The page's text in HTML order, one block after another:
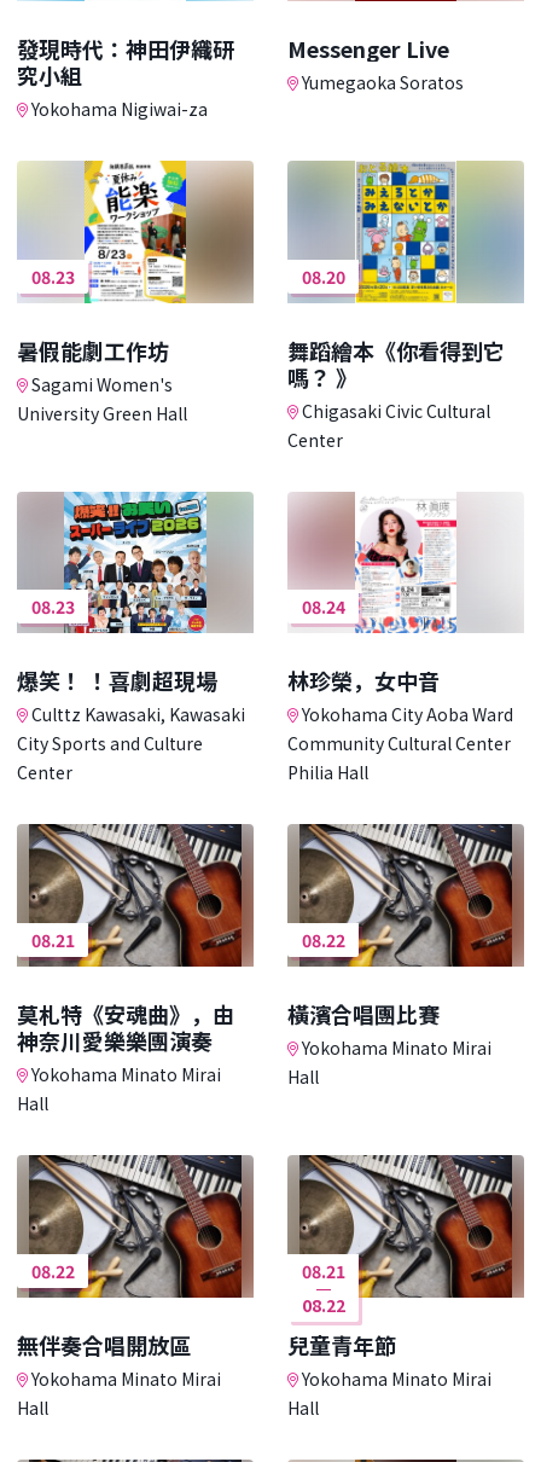
發現時代：神田伊織研
究小組
Yokohama Nigiwai-za
Messenger Live
Yumegaoka Soratos
08.23
暑假能劇工作坊
Sagami Women's
University Green Hall
08.20
舞蹈繪本《你看得到它
嗎？ 》
Chigasaki Civic Cultural
Center
08.23
爆笑！ ！喜劇超現場
Culttz Kawasaki, Kawasaki
City Sports and Culture
Center
08.24
林珍榮，女中音
Yokohama City Aoba Ward
Community Cultural Center
Philia Hall
08.21
莫札特《安魂曲》，由
神奈川愛樂樂團演奏
Yokohama Minato Mirai
Hall
08.22
橫濱合唱團比賽
Yokohama Minato Mirai
Hall
08.22
無伴奏合唱開放區
Yokohama Minato Mirai
Hall
08.21
08.22
兒童青年節
Yokohama Minato Mirai
Hall